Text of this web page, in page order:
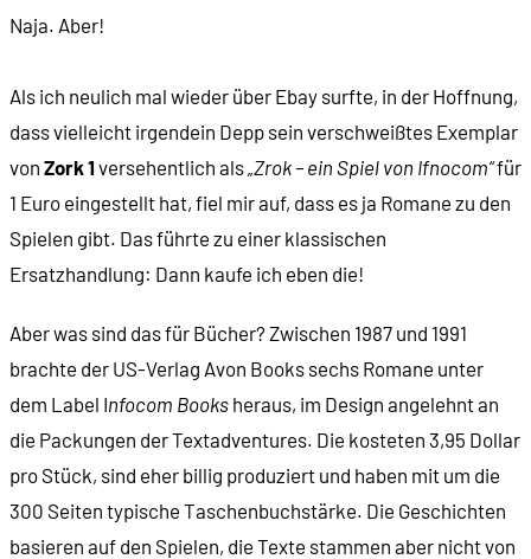
Naja. Aber!
Als ich neulich mal wieder über Ebay surfte, in der Hoffnung,
dass vielleicht irgendein Depp sein verschweißtes Exemplar
von Zork 1 versehentlich als „Zrok – ein Spiel von Ifnocom“für
1 Euro eingestellt hat, fiel mir auf, dass es ja Romane zu den
Spielen gibt. Das führte zu einer klassischen
Ersatzhandlung: Dann kaufe ich eben die!
Aber was sind das für Bücher? Zwischen 1987 und 1991
brachte der US-Verlag Avon Books sechs Romane unter
dem Label Infocom Books heraus, im Design angelehnt an
die Packungen der Textadventures. Die kosteten 3,95 Dollar
pro Stück, sind eher billig produziert und haben mit um die
300 Seiten typische Taschenbuchstärke. Die Geschichten
basieren auf den Spielen, die Texte stammen aber nicht von